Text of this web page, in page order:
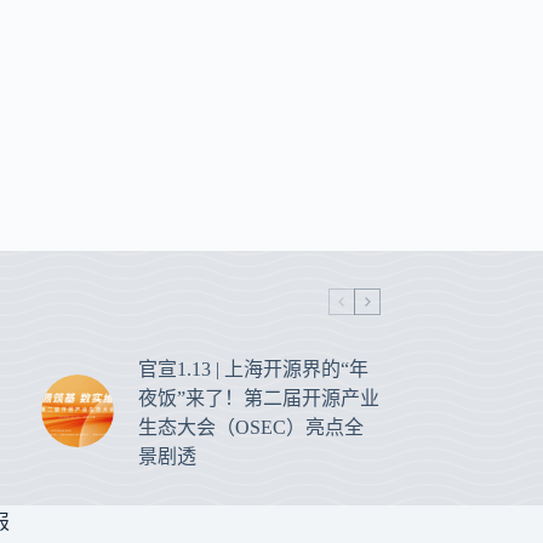
官宣1.13 | 上海开源界的“年
夜饭”来了！第二届开源产业
生态大会（OSEC）亮点全
景剧透